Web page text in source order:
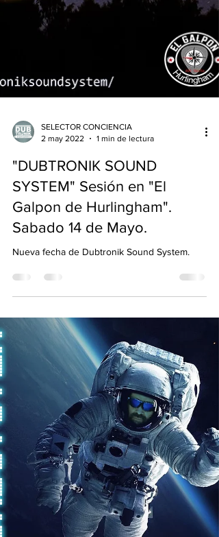
2 may 2022
1 min de lectura
"DUBTRONIK SOUND
SYSTEM" Sesión en "El
Galpon de Hurlingham".
Sabado 14 de Mayo.